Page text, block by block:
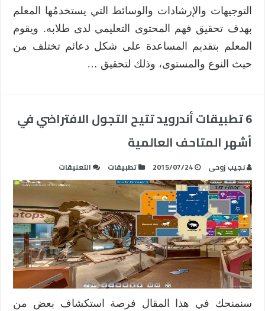
التوجيهات والإرشادات والوسائط التي يستخدمُها المعلم
بهدف تحقيق فهم المحتوى التعليمي لدى طلابه. ويقوم
المعلم بتقديم المساعدة على شكل دعائم تختلف من
حيث النوع والمستوى، وذلك لتحقيق …
6 تطبيقات أندرويد تتيح التجول الافتراضي في
أشهر المتاحف العالمية
نجيب زوحى 2015/07/24 تطبيقات التعليقات
6
أندرويد
تتيح
التجول
الافتراضي
في
أشهر
المتاحف
العالمية
سنمنحك في هذا المقال فرصة استكشاف بعض من